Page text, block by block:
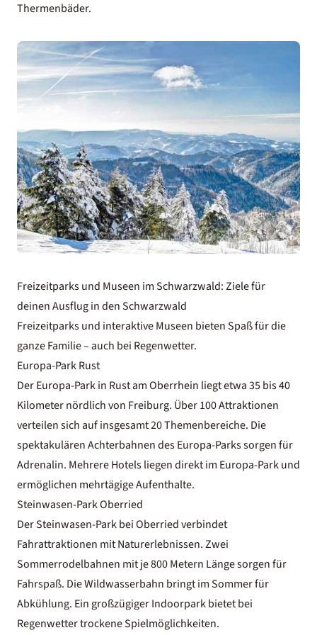
Thermenbäder.
Freizeitparks und Museen im Schwarzwald: Ziele für
deinen Ausflug in den Schwarzwald
Freizeitparks und interaktive Museen bieten Spaß für die
ganze Familie – auch bei Regenwetter.
Europa-Park Rust
DerEuropa-Parkin Rust am Oberrhein liegt etwa 35 bis 40
Kilometer nördlich von Freiburg. Über 100 Attraktionen
verteilen sich auf insgesamt 20 Themenbereiche. Die
spektakulärenAchterbahnen des Europa-Parkssorgen für
Adrenalin. MehrereHotels liegen direkt im Europa-Parkund
ermöglichen mehrtägige Aufenthalte.
Steinwasen-Park Oberried
Der Steinwasen-Park bei Oberried verbindet
Fahrattraktionen mit Naturerlebnissen. Zwei
Sommerrodelbahnen mit je 800 Metern Länge sorgen für
Fahrspaß. Die Wildwasserbahn bringt im Sommer für
Abkühlung. Ein großzügiger Indoorpark bietet bei
Regenwetter trockene Spielmöglichkeiten.